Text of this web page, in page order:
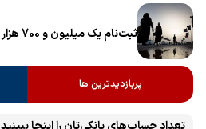
ثبت‌نام یک میلیون و 700 هزار زائر در سامانه سماح ‌
پربازدیدترین ها